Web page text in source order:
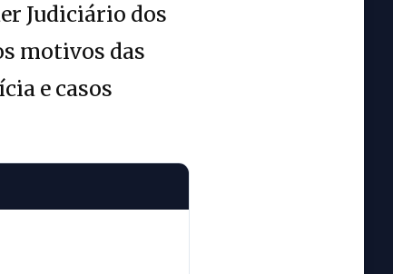
Judiciário dos
motivos das
e casos